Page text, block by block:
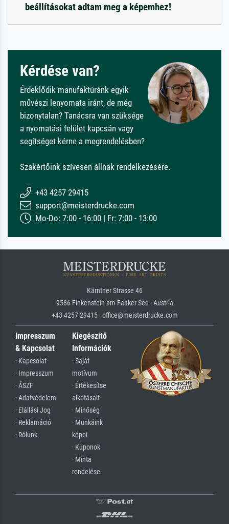
beállításokat adtam meg a képemhez!
Kérdése van?
Érdeklődik manufaktúránk egyik
művészi lenyomata iránt, de még
bizonytalan? Tanácsra van szüksége
a nyomatási felület kapcsán vagy
segítséget kérne a megrendelésben?
Szakértőink szívesen állnak rendelkezésére.
+43 4257 29415
support@meisterdrucke.com
Mo-Do: 7:00 - 16:00 | Fr: 7:00 - 13:00
Kärntner Strasse 46
9586 Finkenstein am Faaker See · Austria
+43 4257 29415 · office@meisterdrucke.com
Impresszum
& Kapcsolat
· Kapcsolat
· Impresszum
· ÁSZF
· Adatvédelem
· Elállási Jog
· Reklamáció
· Rólunk
Kiegészítő
Információk
· Saját
motívum
· Értékesítse
alkotásait
· Minőség
· Munkáink
képei
· Kuponok
· Minta
rendelése